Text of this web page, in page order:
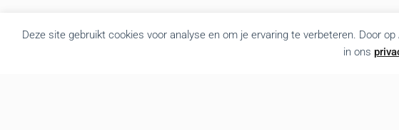
Deze site gebruikt cookies voor analyse en om je ervaring te verbeteren. Door
in ons